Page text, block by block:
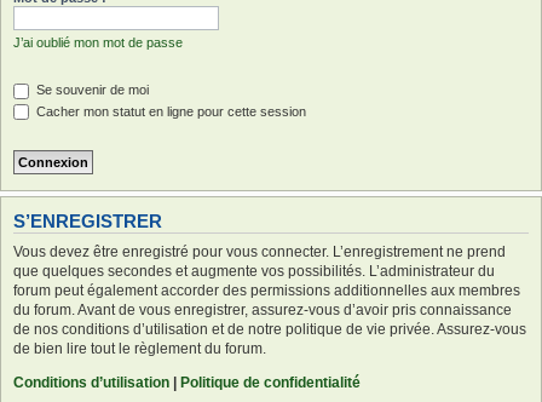
J’ai oublié mon mot de passe
Se souvenir de moi
Cacher mon statut en ligne pour cette session
S’ENREGISTRER
Vous devez être enregistré pour vous connecter. L’enregistrement ne prend
que quelques secondes et augmente vos possibilités. L’administrateur du
forum peut également accorder des permissions additionnelles aux membres
du forum. Avant de vous enregistrer, assurez-vous d’avoir pris connaissance
de nos conditions d’utilisation et de notre politique de vie privée. Assurez-vous
de bien lire tout le règlement du forum.
Conditions d’utilisation
Politique de confidentialité